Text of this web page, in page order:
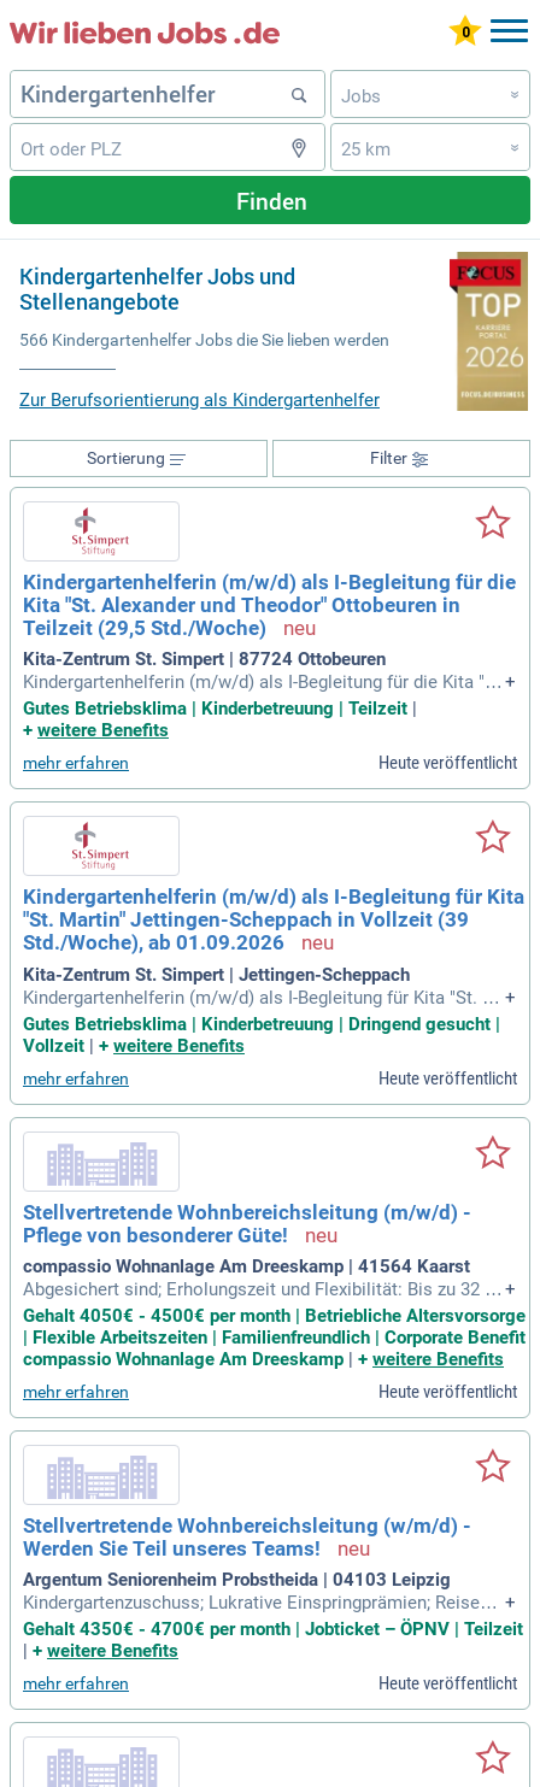
Jobs »
25 km »
Finden
Kindergartenhelfer Jobs und
Stellenangebote
566 Kindergartenhelfer Jobs die Sie lieben werden
Zur Berufsorientierung als Kindergartenhelfer
Filter
Sortierung
Kindergartenhelferin (m/w/d) als I-Begleitung für die
Kita "St. Alexander und Theodor" Ottobeuren in
Teilzeit (29,5 Std./Woche)
Kita-Zentrum St. Simpert | 87724 Ottobeuren
Kindergartenhelferin (m/w/d) als I-Begleitung für die Kita "S
t. Alexander und Theodor" Ottobeuren in Teilzeit (29,5 Std./
Woche): Unterstützt durch das Kita-Zentrum St. Simpert der
"St.
+
Gutes Betriebsklima | Kinderbetreuung | Teilzeit
+ weitere Benefits
mehr erfahren Heute veröffentlicht
Kindergartenhelferin (m/w/d) als I-Begleitung für Kita
"St. Martin" Jettingen-Scheppach in Vollzeit (39
Std./Woche), ab 01.09.2026
Kita-Zentrum St. Simpert | Jettingen-Scheppach
Kindergartenhelferin (m/w/d) als I-Begleitung für Kita "St. M
artin" Jettingen-Scheppach in Vollzeit (39 Std./Woche): Zu I
hren Aufgaben gehört u. a.
+
Gutes Betriebsklima | Kinderbetreuung | Dringend gesucht |
Vollzeit | + weitere Benefits
mehr erfahren Heute veröffentlicht
Stellvertretende Wohnbereichsleitung (m/w/d) -
Pflege von besonderer Güte!
compassio Wohnanlage Am Dreeskamp | 41564 Kaarst
Abgesichert sind; Erholungszeit und Flexibilität: Bis zu 32 Ur
laubstage im Jahr für eine 5,5-Tage-Woche (35 Tage für eine
6-Tage-Woche), flexible Arbeitszeitmodelle, Sonderurlaubsta
ge für besondere Anlässe; Familienfreundlichkeit: Compass
io bietet einen Kindergartenzuschuss
+
Gehalt 4050€ - 4500€ per month | Betriebliche Altersvorsorge
| Flexible Arbeitszeiten | Familienfreundlich | Corporate Benefit
compassio Wohnanlage Am Dreeskamp | + weitere Benefits
mehr erfahren Heute veröffentlicht
Stellvertretende Wohnbereichsleitung (w/m/d) -
Werden Sie Teil unseres Teams!
Argentum Seniorenheim Probstheida | 04103 Leipzig
Kindergartenzuschuss; Lukrative Einspringprämien; Reisen S
ie stressfrei mit einem Jobticket, das Ihnen den Arbeitsweg
erleichtert; Sie können uns gut mit dem Auto erreichen und
endenangebote
+
Gehalt 4350€ - 4700€ per month | Jobticket – ÖPNV | Teilzeit
+ weitere Benefits
mehr erfahren Heute veröffentlicht